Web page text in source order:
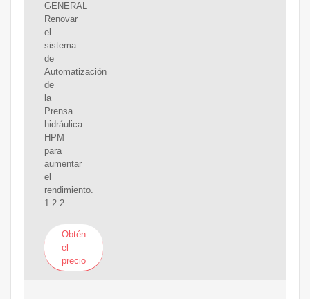
GENERAL
Renovar
el
sistema
de
Automatización
de
la
Prensa
hidráulica
HPM
para
aumentar
el
rendimiento.
1.2.2
Obtén
el
precio